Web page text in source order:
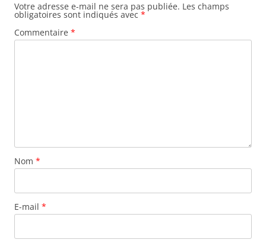
Votre adresse e-mail ne sera pas publiée. Les champs
obligatoires sont indiqués avec *
Commentaire *
Nom *
E-mail *